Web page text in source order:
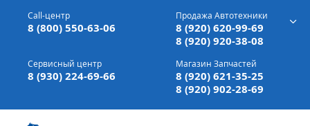
г. Вязники,ул. Механизаторов, д 90
Доставка а/м,по всей России
Call-центр
8 (800) 550-63-06
Продажа Автотехники
8 (920) 620-99-69
8 (920) 920-38-08
Сервисный центр
8 (930) 224-69-66
Магазин Запчастей
8 (920) 621-35-25
8 (920) 902-28-69